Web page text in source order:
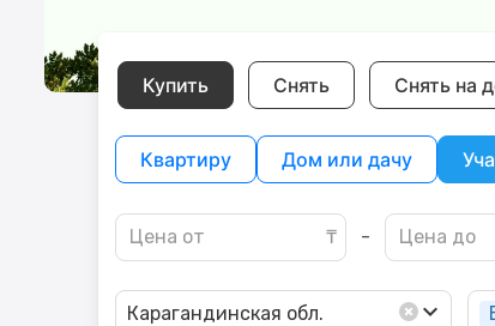
Купить Снять Снять на
Квартиру Дом или дачу
-
Карагандинская обл.